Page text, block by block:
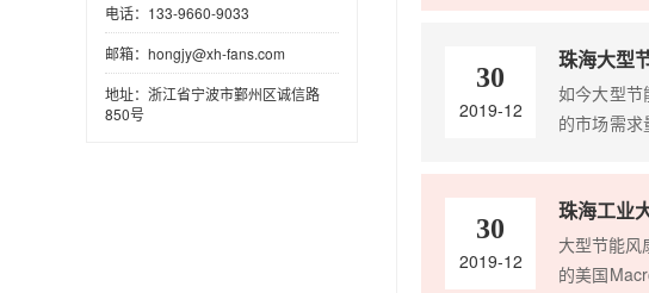
电话：133-9660-9033
邮箱：hongjy@xh-fans.com
地址：浙江省宁波市鄞州区诚信路
850号
30
2019-12
珠海大型
如今大型节
的市场需
30
2019-12
珠海工业
大型节能
的美国